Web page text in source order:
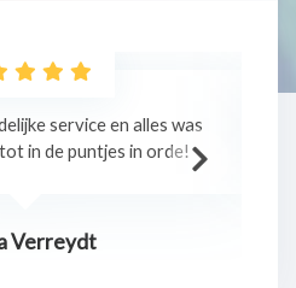
in een relaxte sfeer!